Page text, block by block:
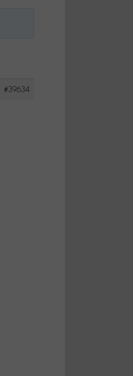
#39634